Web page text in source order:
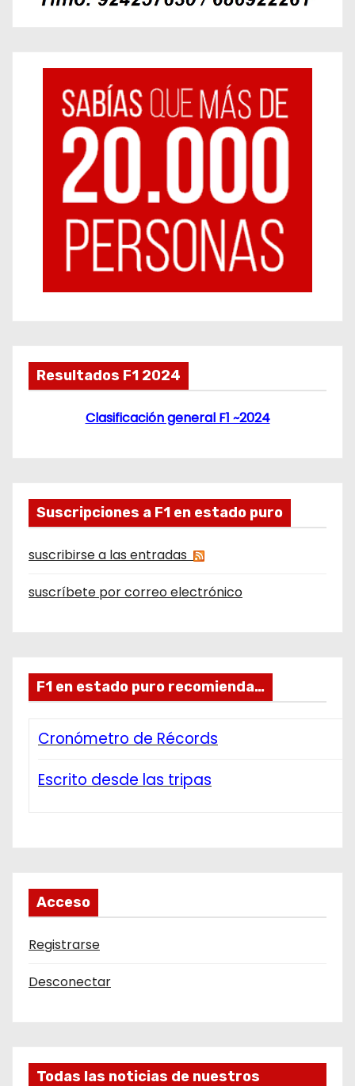
Resultados F1 2024
Clasificación general F1 ~2024
Suscripciones a F1 en estado puro
suscribirse a las entradas
suscríbete por correo electrónico
F1 en estado puro recomienda…
Cronómetro de Récords
Escrito desde las tripas
Acceso
Registrarse
Desconectar
Todas las noticias de nuestros